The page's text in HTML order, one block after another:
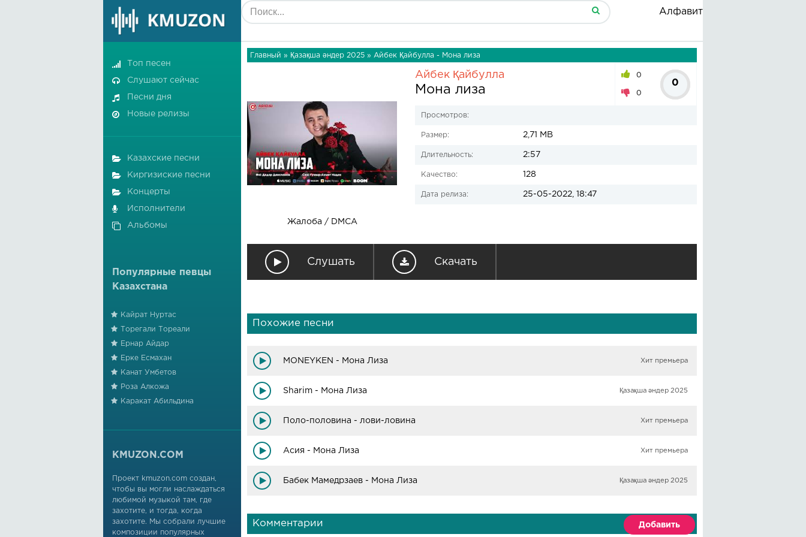
Алфавит
Главный » Қазақша әндер 2025 » Айбек Қайбулла - Мона лиза
Жалоба / DMCA
Айбек Қайбулла
Мона лиза
0
0
0
Просмотров:
Размер: 2,71 MB
Длительность: 2:57
Качество: 128
Дата релиза: 25-05-2022, 18:47
Слушать Скачать
Похожие песни
MONEYKEN - Мона Лиза Хит премьера
Sharim - Мона Лиза Қазақша әндер 2025
Поло-половина - лови-ловина Хит премьера
Асия - Мона Лиза Хит премьера
Бабек Мамедрзаев - Мона Лиза Қазақша әндер 2025
Комментарии Добавить
Топ песен
Слушают сейчас
Песни дня
Новые релизы
Казахские песни
Киргизиские песни
Концерты
Исполнители
Альбомы
Популярные певцы
Казахстана
Кайрат Нуртас
Торегали Тореали
Ернар Айдар
Ерке Есмахан
Канат Умбетов
Роза Алкожа
Каракат Абильдина
KMUZON.COM
Проект kmuzon.com создан,
чтобы вы могли наслаждаться
любимой музыкой там, где
захотите, и тогда, когда
захотите. Мы собрали лучшие
композиции популярных